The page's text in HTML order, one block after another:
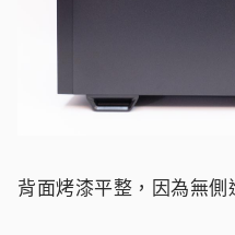
背面烤漆平整，因為無